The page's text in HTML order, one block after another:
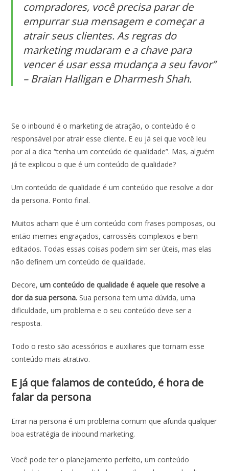
compradores, você precisa parar de
empurrar sua mensagem e começar a
atrair seus clientes. As regras do
marketing mudaram e a chave para
vencer é usar essa mudança a seu favor”
– Braian Halligan e Dharmesh Shah.
Se o inbound é o marketing de atração, o conteúdo é o
responsável por atrair esse cliente. E eu já sei que você leu
por aí a dica “tenha um conteúdo de qualidade”. Mas, alguém
já te explicou o que é um conteúdo de qualidade?
Um conteúdo de qualidade é um conteúdo que resolve a dor
da persona. Ponto final.
Muitos acham que é um conteúdo com frases pomposas, ou
então memes engraçados, carrosséis complexos e bem
editados. Todas essas coisas podem sim ser úteis, mas elas
não definem um conteúdo de qualidade.
Decore,um conteúdo de qualidade é aquele que resolve a
dor da sua persona. Sua persona tem uma dúvida, uma
dificuldade, um problema e o seu conteúdo deve ser a
resposta.
Todo o resto são acessórios e auxiliares que tornam esse
conteúdo mais atrativo.
E já que falamos de conteúdo, é hora de
falar da persona
Errar na persona é um problema comum que afunda qualquer
boa estratégia de inbound marketing.
Você pode ter o planejamento perfeito, um conteúdo